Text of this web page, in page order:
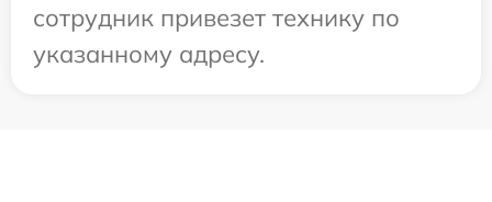
сотрудник привезет технику по
указанному адресу.